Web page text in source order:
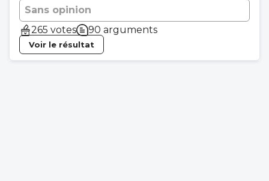
Sans opinion
265 votes
90 arguments
Voir le résultat